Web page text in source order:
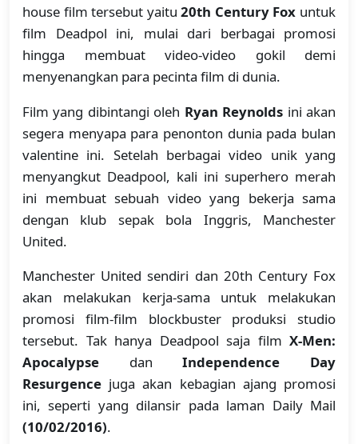
house film tersebut yaitu20th Century Fox untuk
film Deadpol ini, mulai dari berbagai promosi
hingga membuat video-video gokil demi
menyenangkan para pecinta film di dunia.
Film yang dibintangi oleh Ryan Reynolds ini akan
segera menyapa para penonton dunia pada bulan
valentine ini. Setelah berbagai video unik yang
menyangkut Deadpool, kali ini superhero merah
ini membuat sebuah video yang bekerja sama
dengan klub sepak bola Inggris, Manchester
United.
Manchester United sendiri dan 20th Century Fox
akan melakukan kerja-sama untuk melakukan
promosi film-film blockbuster produksi studio
tersebut. Tak hanya Deadpool saja film X-Men:
Apocalypse danIndependence Day
Resurgence juga akan kebagian ajang promosi
ini, seperti yang dilansir pada laman Daily Mail
(10/02/2016).